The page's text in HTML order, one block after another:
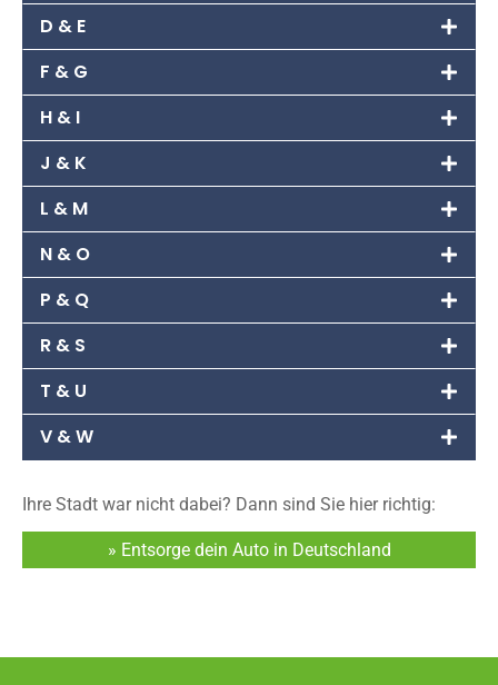
D & E
F & G
H & I
J & K
L & M
N & O
P & Q
R & S
T & U
V & W
Ihre Stadt war nicht dabei? Dann sind Sie hier richtig:
» Entsorge dein Auto in Deutschland